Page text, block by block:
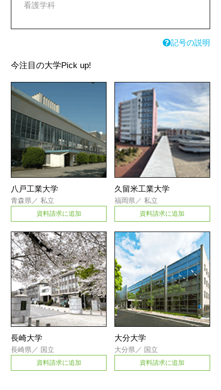
看護学科
記号の説明
今注目の大学Pick up!
八戸工業大学
青森県 ／私立
資料請求に追加
久留米工業大学
福岡県 ／私立
資料請求に追加
長崎大学
長崎県 ／ 国立
資料請求に追加
大分大学
大分県 ／ 国立
資料請求に追加